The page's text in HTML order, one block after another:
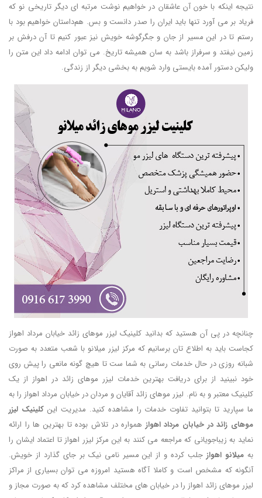
نتیجه اینکه با خون آن عاشقان در خواهیم نوشت مرتبه ای دیگر تاریخی نو که
فریاد بر می آورد تنها باید ایران را صدر دانست و بس. هم‌داستان خواهیم بود با
رستم تا در این مسیر از جان و جگرگوشه خویش نیز عبور کنیم تا آن درفش بر
زمین نیفتد و سرفراز باشد به سان همیشه تاریخ. می توان ادامه داد این متن را
ولیکن دستور آمده بایستی وارد شویم به بخشی دیگر از زندگی.
چنانچه در پی آن هستید که بدانید کلینیک لیزر موهای زائد خیابان مرداد اهواز
کجاست باید به اطلاع تان برسانیم که مرکز لیزر میلانو با شعب متعدد به صورت
شبانه روزی در حال خدمات رسانی به شما ست تا هیچ گونه مانعی را پیش روی
خود نبینید از برای دریافت بهترین خدمات لیزر موهای زائد در اهواز از یک
کلینیک معتبر و به نام. لیزر موهای زائد آقایان و مردان در خیابان مرداد اهواز را به
ما سپارید تا بتوانید تفاوت خدمات را مشاهده کنید. مدیریت اینکلینیک لیزر
موهای زائد در خیابان مرداد اهواز همواره در تلاش بوده تا بهترین ها را ارائه
نماید به زیباجویانی که مراجعه می کنند به این مرکز لیزر اهواز تا اعتماد ایشان را
به میلانو اهوازجلب کرده و از این مسیر نامی نیک بر جای گذارد از خویش.
آنگونه که مشخص است و کاملا آگاه هستید امروزه می توان بسیاری از مراکز
لیزر موهای زائد اهواز را در خیابان های مختلف مشاهده کرد که به صورت مجاز و